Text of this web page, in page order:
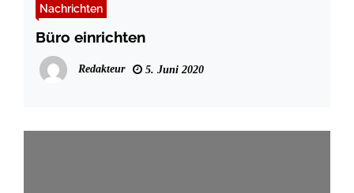
Nachrichten
Büro einrichten
Redakteur 5. Juni 2020